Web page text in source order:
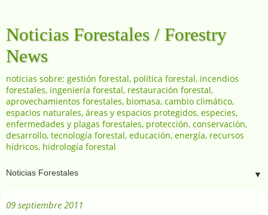
Noticias Forestales / Forestry
News
noticias sobre: gestión forestal, política forestal, incendios
forestales, ingeniería forestal, restauración forestal,
aprovechamientos forestales, biomasa, cambio climático,
espacios naturales, áreas y espacios protegidos, especies,
enfermedades y plagas forestales, protección, conservación,
desarrollo, tecnología forestal, educación, energía, recursos
hídricos, hidrología forestal
▼
09 septiembre 2011